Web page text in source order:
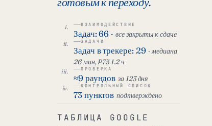
ВЗАИМОДЕЙСТВИЕ
Задач: 66 · все закрыты к сдаче
ЗАДАЧИ
Задач в трекере: 29 · медиана
26 мин, P75 1.2 ч
ПРОВЕРКА
≈9 раундов за 123 дня
КОНТРОЛЬНЫЙ СПИСОК
73 пунктов подтверждено
ТАБЛИЦА GOOGLE